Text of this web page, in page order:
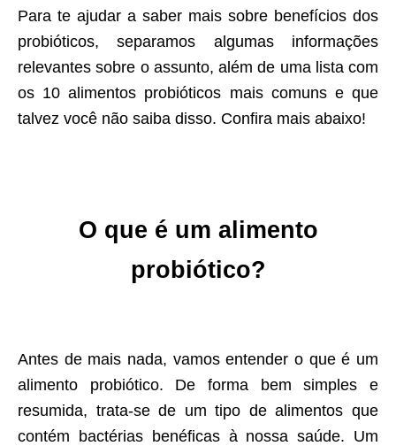
Para te ajudar a saber mais sobre benefícios dos
probióticos, separamos algumas informações
relevantes sobre o assunto, além de uma lista com
os 10 alimentos probióticos mais comuns e que
talvez você não saiba disso. Confira mais abaixo!
O que é um alimento
probiótico?
Antes de mais nada, vamos entender o que é um
alimento probiótico. De forma bem simples e
resumida, trata-se de um tipo de alimentos que
contém bactérias benéficas à nossa saúde. Um